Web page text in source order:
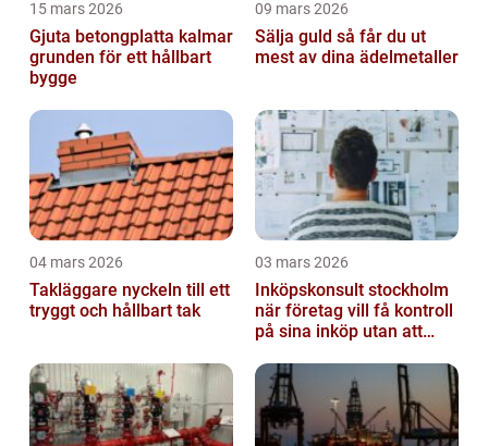
15 mars 2026
Gjuta betongplatta kalmar
grunden för ett hållbart
bygge
09 mars 2026
Sälja guld så får du ut
mest av dina ädelmetaller
04 mars 2026
Takläggare nyckeln till ett
tryggt och hållbart tak
03 mars 2026
Inköpskonsult stockholm
när företag vill få kontroll
på sina inköp utan att